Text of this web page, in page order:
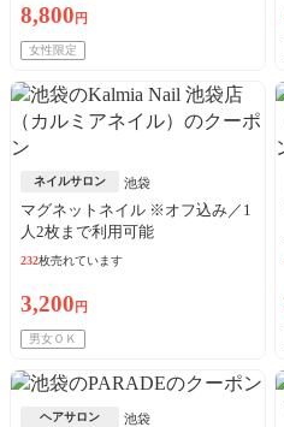
8,800 円
女性限定
ネイルサロン 池袋
マグネットネイル ※オフ込み／1
人2枚まで利用可能
232枚売れています
3,200 円
男女ＯＫ
ヘアサロン 池袋